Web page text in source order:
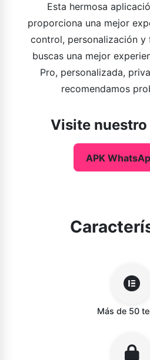
Esta hermosa
proporciona una mejor
control, personalización y
buscas una mejor
Pro, personalizada,
recomendamos
Visite
APK
Más de 50